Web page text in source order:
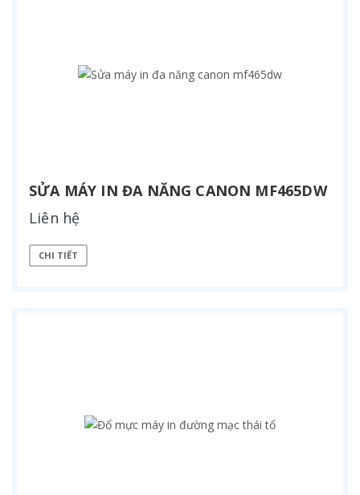
SỬA MÁY IN ĐA NĂNG CANON MF465DW
Liên hệ
CHI TIẾT